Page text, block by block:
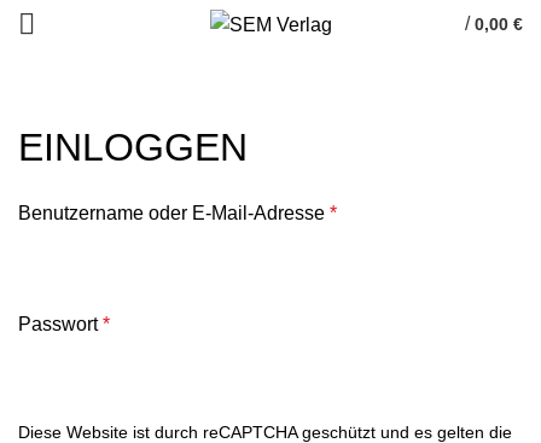
/ 0,00 €
EINLOGGEN
Benutzername oder E-Mail-Adresse *
Passwort*
Diese Website ist durch reCAPTCHA geschützt und es gelten die